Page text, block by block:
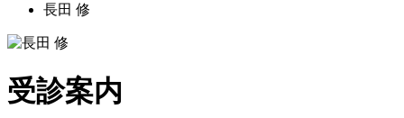
長田 修
受診案内